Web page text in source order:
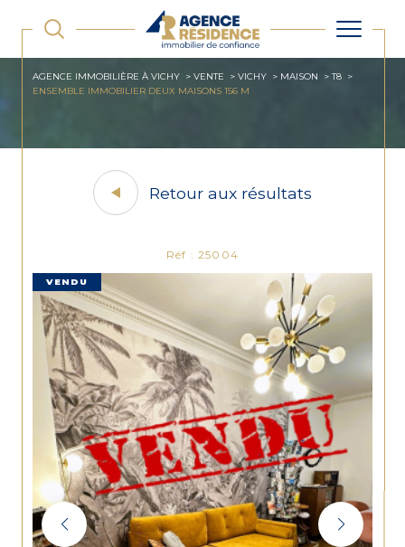
AGENCE IMMOBILIÈRE À VICHY VENTE VICHY MAISON
T8
ENSEMBLE IMMOBILIER DEUX MAISONS 156 M
Retour aux résultats
Réf : 25004
VENDU